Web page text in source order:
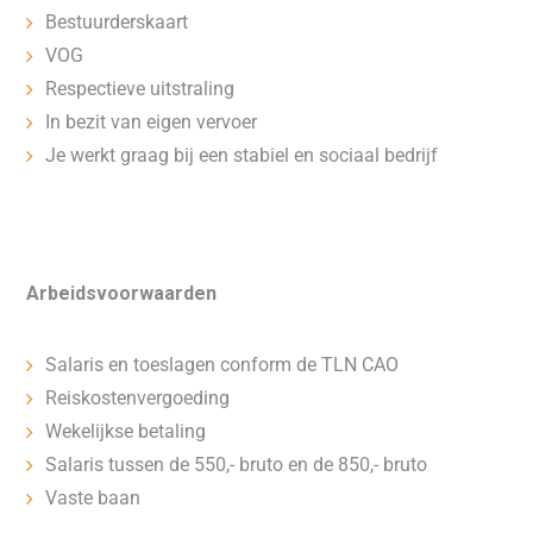
Bestuurderskaart
VOG
Respectieve uitstraling
In bezit van eigen vervoer
Je werkt graag bij een stabiel en sociaal bedrijf
Arbeidsvoorwaarden
Salaris en toeslagen conform de TLN CAO
Reiskostenvergoeding
Wekelijkse betaling
Salaris tussen de 550,- bruto en de 850,- bruto
Vaste baan